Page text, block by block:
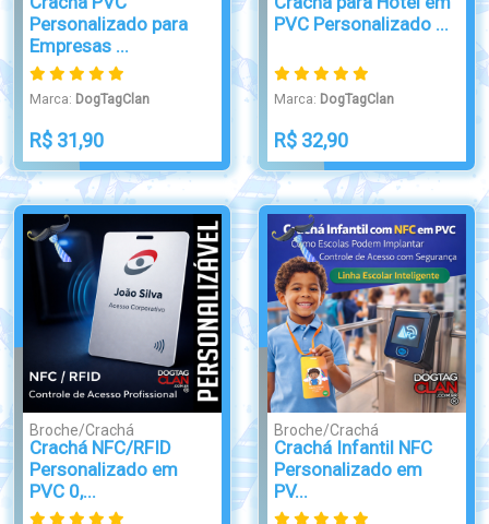
Personalizado para
Empresas ...
Marca: DogTagClan
R$ 31,90
PVC Personalizado ...
Marca: DogTagClan
R$ 32,90
Broche/Crachá
Crachá NFC/RFID
Personalizado em
PVC 0,...
Broche/Crachá
Crachá Infantil NFC
Personalizado em
PV...